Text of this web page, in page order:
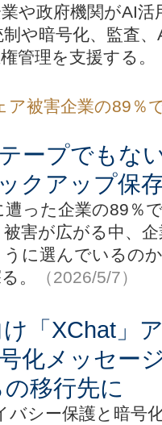
や政府機関がAI
や暗号化、監査
管理を支援する。
ア被害企業の89％
ープでもな
クアップ保
った企業の89％
害が広がる中、
に選んでいるの
。
（2026/5/7）
け「XChat」
化メッセー
移行先に
バシー保護と暗号